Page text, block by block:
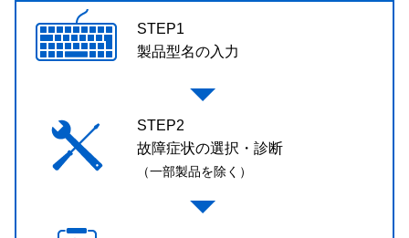
STEP1
製品型名の入力
STEP2
故障症状の選択・診断
（一部製品を除く）